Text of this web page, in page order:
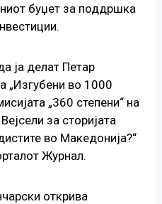
буџет за поддршка
ја делат Петар
„Изгубени во 1000
„360 степени“ на
за сторијата
во Македонија?“
Журнал.
открива